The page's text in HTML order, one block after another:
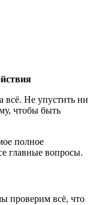
всё. Не упустить ни
чтобы быть
полное
главные вопросы.
проверим всё, что